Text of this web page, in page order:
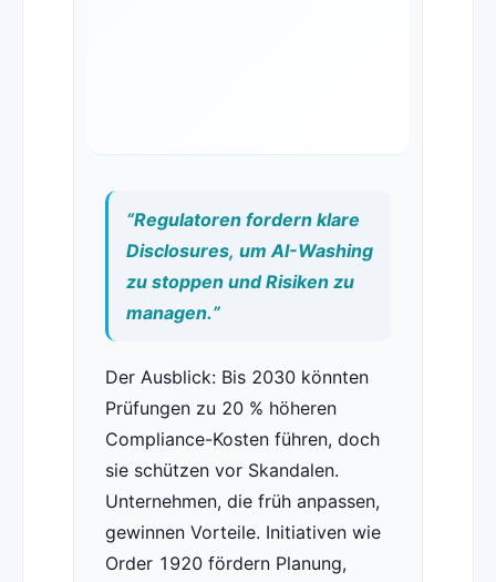
“Regulatoren fordern klare
Disclosures, um AI-Washing
zu stoppen und Risiken zu
managen.”
Der Ausblick: Bis 2030 könnten
Prüfungen zu 20 % höheren
Compliance-Kosten führen, doch
sie schützen vor Skandalen.
Unternehmen, die früh anpassen,
gewinnen Vorteile. Initiativen wie
Order 1920 fördern Planung,